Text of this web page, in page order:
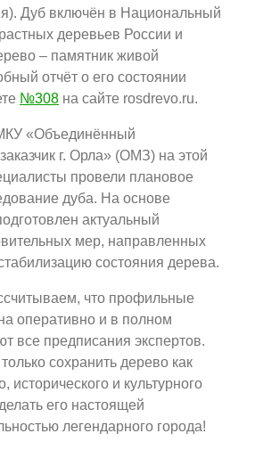
Дуб включён в Национальный
деревьев России и
– памятник живой
отчёт о его состоянии
№308 на сайте rosdrevo.ru.
«Объединённый
г. Орла» (ОМЗ) на этой
провели плановое
дуба. На основе
актуальный
мер, направленных
состояния дерева.
что профильные
оперативно и в полном
все предписания экспертов.
сохранить дерево как
исторического и культурного
его настоящей
легендарного города!